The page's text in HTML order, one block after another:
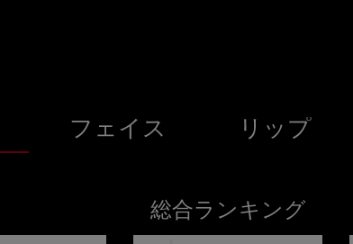
フェイス リップ
総合ランキング